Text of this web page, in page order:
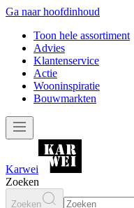
Ga naar hoofdinhoud
Toon hele assortiment
Advies
Klantenservice
Actie
Wooninspiratie
Bouwmarkten
Karwei
Zoeken
Zoeken